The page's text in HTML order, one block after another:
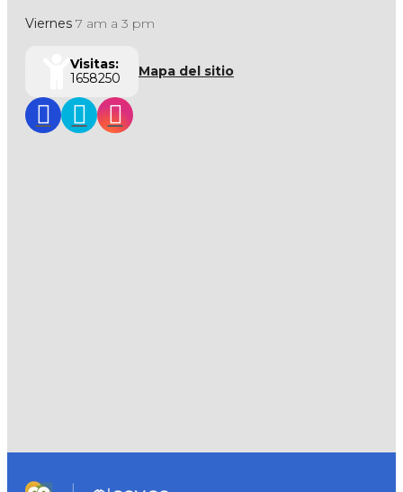
Viernes 7 am a 3 pm
Visitas:
1658250
Mapa del sitio